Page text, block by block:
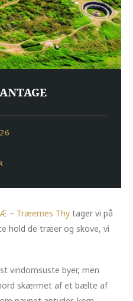
– Træernes Thy tager vi på
hold de træer og skove, vi
vindomsuste byer, men
skærmet af et bælte af